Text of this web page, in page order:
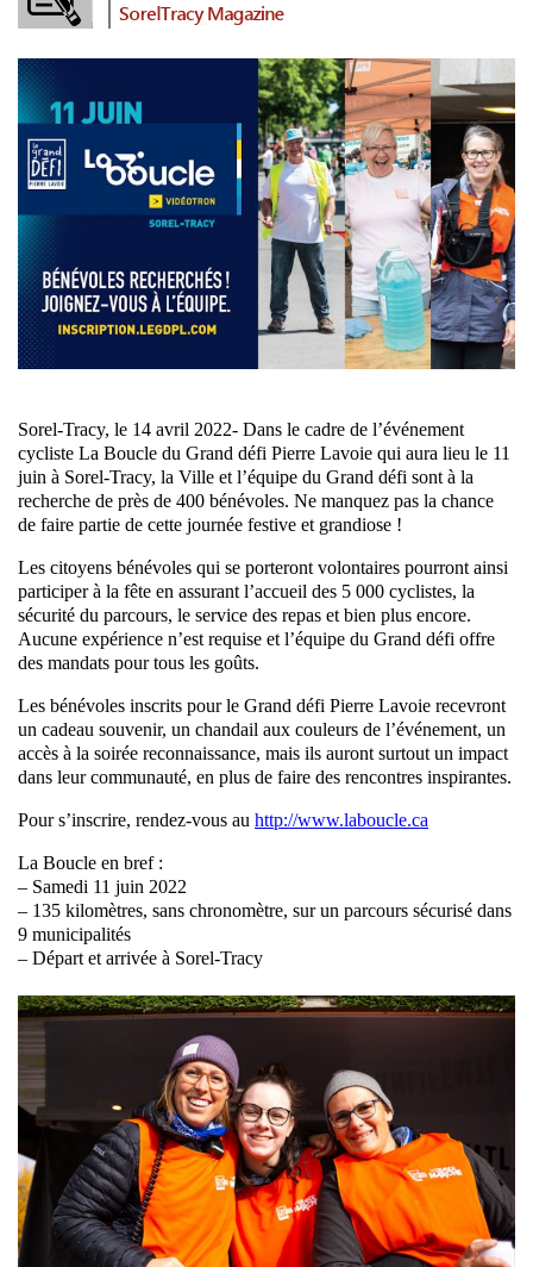
Sorel-Tracy, le 14 avril 2022- Dans le cadre de l’événement
cycliste La Boucle du Grand défi Pierre Lavoie qui aura lieu le 11
juin à Sorel-Tracy, la Ville et l’équipe du Grand défi sont à la
recherche de près de 400 bénévoles. Ne manquez pas la chance
de faire partie de cette journée festive et grandiose !
Les citoyens bénévoles qui se porteront volontaires pourront ainsi
participer à la fête en assurant l’accueil des 5 000 cyclistes, la
sécurité du parcours, le service des repas et bien plus encore.
Aucune expérience n’est requise et l’équipe du Grand défi offre
des mandats pour tous les goûts.
Les bénévoles inscrits pour le Grand défi Pierre Lavoie recevront
un cadeau souvenir, un chandail aux couleurs de l’événement, un
accès à la soirée reconnaissance, mais ils auront surtout un impact
dans leur communauté, en plus de faire des rencontres inspirantes.
Pour s’inscrire, rendez-vous au http://www.laboucle.ca
La Boucle en bref :
– Samedi 11 juin 2022
– 135 kilomètres, sans chronomètre, sur un parcours sécurisé dans
9 municipalités
– Départ et arrivée à Sorel-Tracy